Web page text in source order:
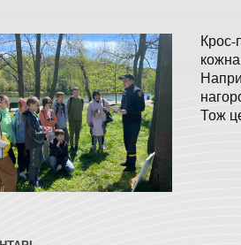
Крос-
Тож